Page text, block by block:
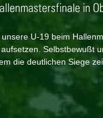
in
U-19 beim
Selbstbewußt
die deutlichen Siege